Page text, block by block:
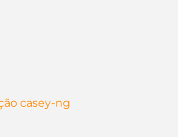
casey-ng